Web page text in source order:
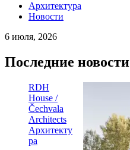
Архитектура
Новости
6 июля, 2026
Последние новости
RDH
House /
Čechvala
Architects
Архитекту
ра